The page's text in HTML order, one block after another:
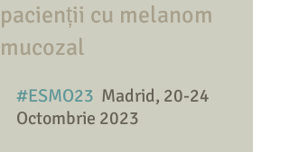
pacienții cu melanom
mucozal
#ESMO23 Madrid, 20-24
Octombrie 2023